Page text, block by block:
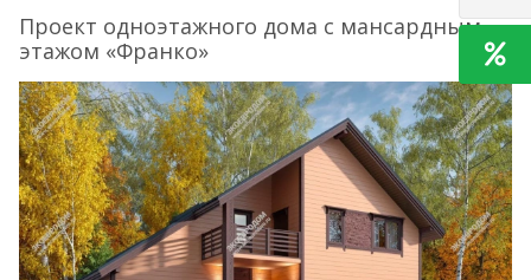
Проект одноэтажного дома с мансардным
этажом «Франко»